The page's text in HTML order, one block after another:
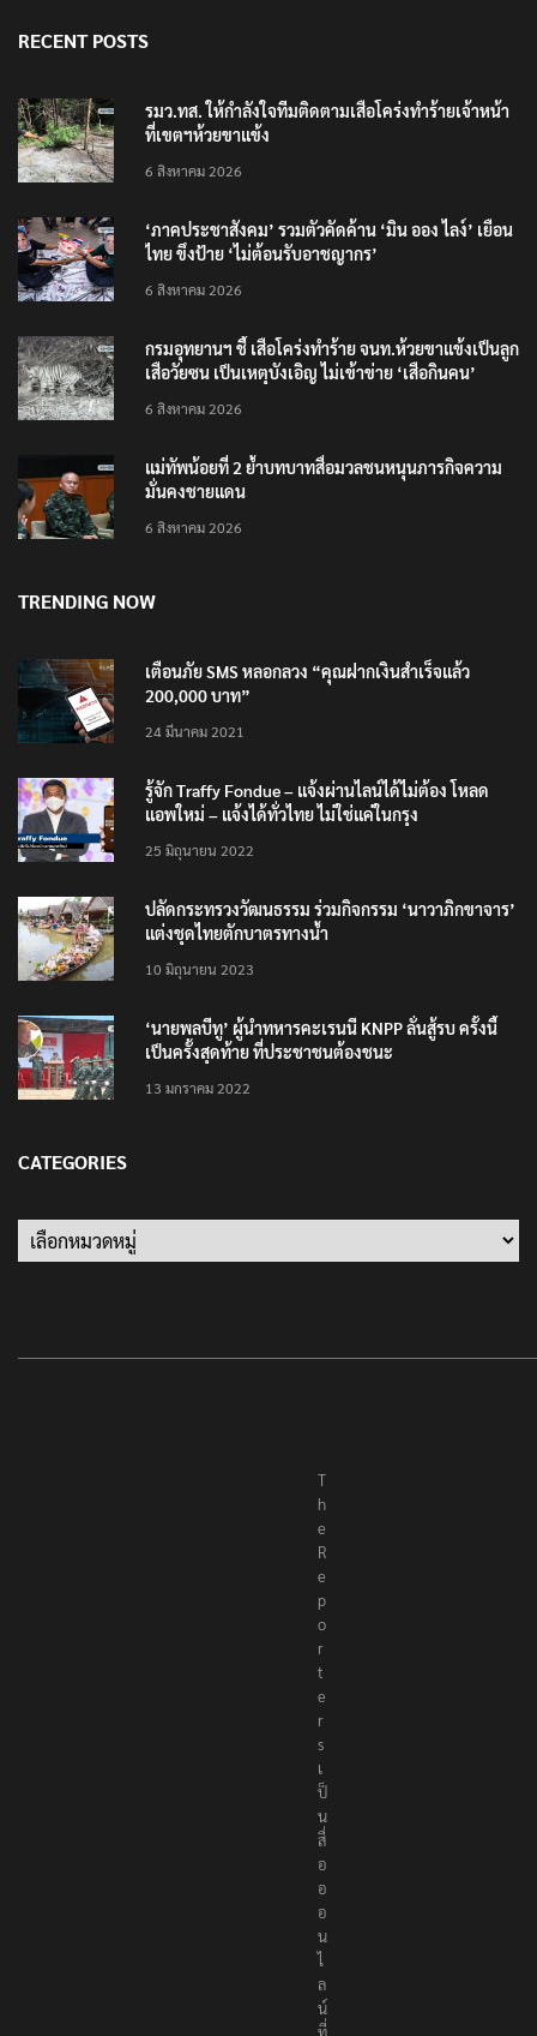
RECENT POSTS
รมว.ทส. ให้กำลังใจทีมติดตามเสือโคร่งทำร้ายเจ้าหน้า
ที่เขตฯห้วยขาแข้ง
6 สิงหาคม 2026
‘ภาคประชาสังคม’ รวมตัวคัดค้าน ‘มิน ออง ไลง์’ เยือน
ไทย ขึงป้าย ‘ไม่ต้อนรับอาชญากร’
6 สิงหาคม 2026
กรมอุทยานฯ ชี้ เสือโคร่งทำร้าย จนท.ห้วยขาแข้งเป็นลูก
เสือวัยซน เป็นเหตุบังเอิญ ไม่เข้าข่าย ‘เสือกินคน’
6 สิงหาคม 2026
แม่ทัพน้อยที่ 2 ย้ำบทบาทสื่อมวลชนหนุนภารกิจความ
มั่นคงชายแดน
6 สิงหาคม 2026
TRENDING NOW
เตือนภัย SMS หลอกลวง “คุณฝากเงินสำเร็จแล้ว
200,000 บาท”
24 มีนาคม 2021
รู้จัก Traffy Fondue – แจ้งผ่านไลน์ได้ไม่ต้อง โหลด
แอพใหม่ – แจ้งได้ทั่วไทย ไม่ใช่แค่ในกรุง
25 มิถุนายน 2022
ปลัดกระทรวงวัฒนธรรม ร่วมกิจกรรม ‘นาวาภิกขาจาร’
แต่งชุดไทยตักบาตรทางน้ำ
10 มิถุนายน 2023
‘นายพลบีทู’ ผู้นำทหารคะเรนนี KNPP ลั่นสู้รบ ครั้งนี้
เป็นครั้งสุดท้าย ที่ประชาชนต้องชนะ
13 มกราคม 2022
CATEGORIES
Categories
T
h
e
R
e
p
o
r
t
e
r
s
เ
ป็
น
สื่
อ
อ
อ
น
ไ
ล
น์